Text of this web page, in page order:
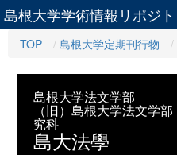
島根大学学術情報リポジト
TOP 島根大学定期刊行物
島根大学法文学部
（旧）島根大学法文学
究科
島大法學